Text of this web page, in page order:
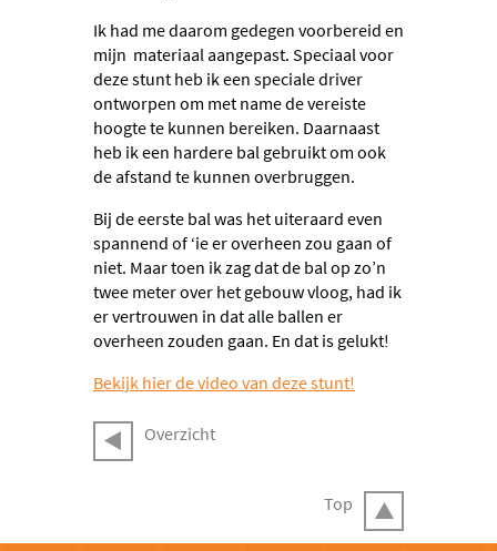
Ik had me daarom gedegen voorbereid en
mijn materiaal aangepast. Speciaal voor
deze stunt heb ik een speciale driver
ontworpen om met name de vereiste
hoogte te kunnen bereiken. Daarnaast
heb ik een hardere bal gebruikt om ook
de afstand te kunnen overbruggen.
Bij de eerste bal was het uiteraard even
spannend of ‘ie er overheen zou gaan of
niet. Maar toen ik zag dat de bal op zo’n
twee meter over het gebouw vloog, had ik
er vertrouwen in dat alle ballen er
overheen zouden gaan. En dat is gelukt!
Bekijk hier de video van deze stunt!
Overzicht
Top